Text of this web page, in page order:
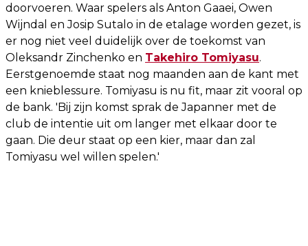
doorvoeren. Waar spelers als Anton Gaaei, Owen
Wijndal en Josip Sutalo in de etalage worden gezet, is
er nog niet veel duidelijk over de toekomst van
Oleksandr Zinchenko en Takehiro Tomiyasu.
Eerstgenoemde staat nog maanden aan de kant met
een knieblessure. Tomiyasu is nu fit, maar zit vooral op
de bank. 'Bij zijn komst sprak de Japanner met de
club de intentie uit om langer met elkaar door te
gaan. Die deur staat op een kier, maar dan zal
Tomiyasu wel willen spelen.'